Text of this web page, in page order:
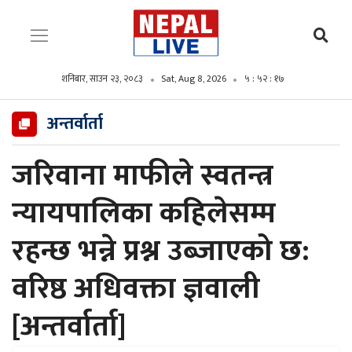
शनिबार, साउन २३, २०८३ Sat, Aug 8, 2026 ५ : ५२ : १८
अन्तर्वार्ता
जरिवाना माफीले स्वतन्त्र
न्यायपालिका कहिलेसम्म
रहन्छ भन्ने प्रश्न उब्जाएको छ:
वरिष्ठ अधिवक्ता ज्ञवाली
[अन्तर्वार्ता]